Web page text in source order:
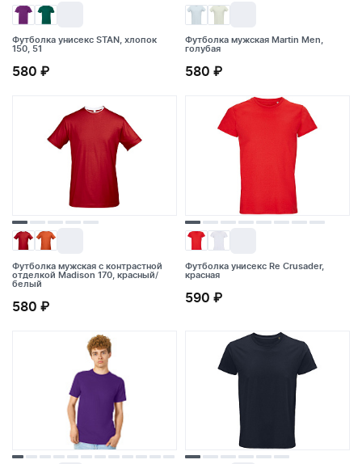
Футболка унисекс STAN, хлопок
150, 51
580 ₽
Футболка мужская Martin Men,
голубая
580 ₽
голубая
Футболка мужская с контрастной
отделкой Madison 170, красный/
белый
580 ₽
Футболка мужская с контрастной
отделкой Madison 170, красный/
белый
580 ₽
Футболка унисекс Re Crusader,
красная
590 ₽
красная